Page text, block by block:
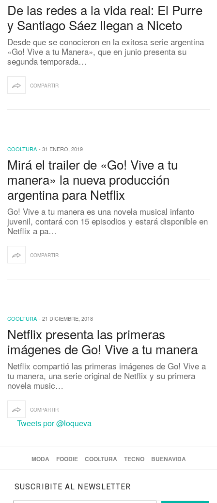
De las redes a la vida real: El Purre
y Santiago Sáez llegan a Niceto
Desde que se conocieron en la exitosa serie argentina
«Go! Vive a tu Manera», que en junio presenta su
segunda temporada…
COMPARTIR
COOLTURA - 31 ENERO, 2019
Mirá el trailer de «Go! Vive a tu
manera» la nueva producción
argentina para Netflix
Go! Vive a tu manera es una novela musical infanto
juvenil, contará con 15 episodios y estará disponible en
Netflix a pa…
COMPARTIR
COOLTURA - 21 DICIEMBRE, 2018
Netflix presenta las primeras
imágenes de Go! Vive a tu manera
Netflix compartió las primeras imágenes de Go! Vive a
tu manera, una serie original de Netflix y su primera
novela music…
COMPARTIR
Tweets por @loqueva
MODA FOODIE COOLTURA TECNO BUENAVIDA
SUSCRIBITE AL NEWSLETTER